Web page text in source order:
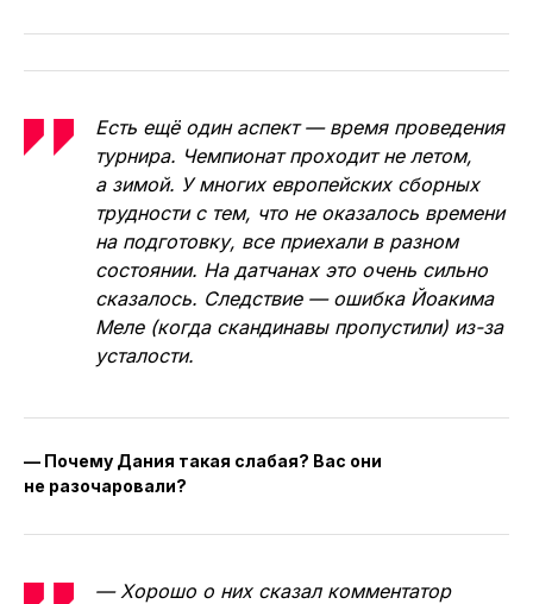
Есть ещё один аспект — время проведения
турнира. Чемпионат проходит не летом,
а зимой. У многих европейских сборных
трудности с тем, что не оказалось времени
на подготовку, все приехали в разном
состоянии. На датчанах это очень сильно
сказалось. Следствие — ошибка Йоакима
Меле (когда скандинавы пропустили) из-за
усталости.
— Почему Дания такая слабая? Вас они
не разочаровали?
— Хорошо о них сказал комментатор